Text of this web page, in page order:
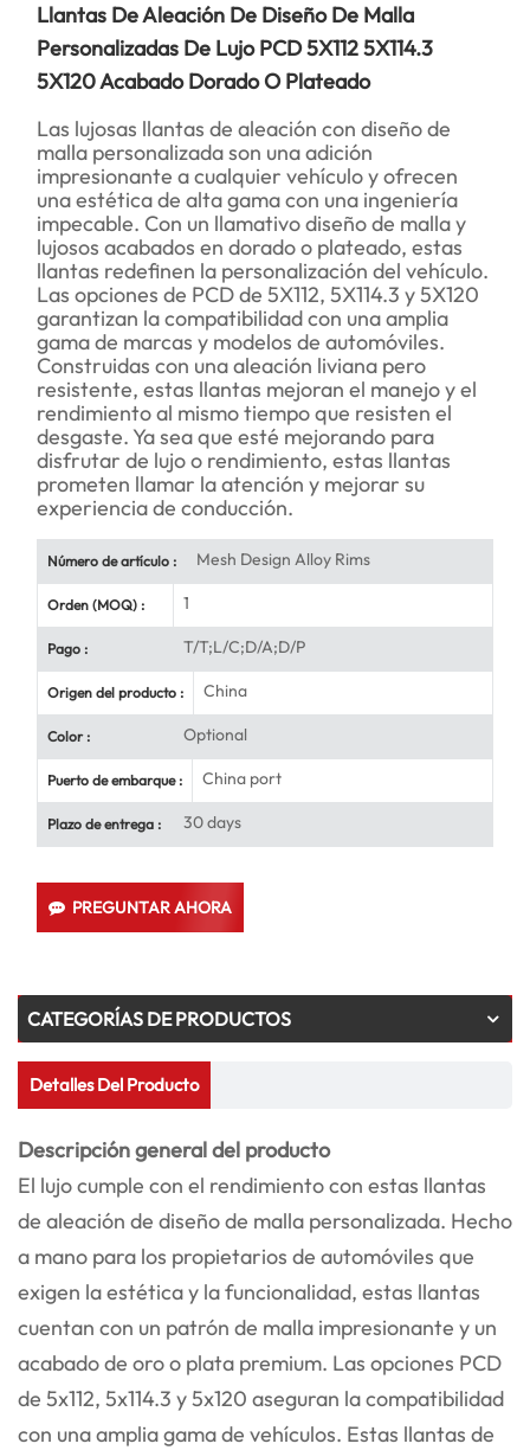
Llantas De Aleación De Diseño De Malla
Personalizadas De Lujo PCD 5X112 5X114.3
5X120 Acabado Dorado O Plateado
Las lujosas llantas de aleación con diseño de
malla personalizada son una adición
impresionante a cualquier vehículo y ofrecen
una estética de alta gama con una ingeniería
impecable. Con un llamativo diseño de malla y
lujosos acabados en dorado o plateado, estas
llantas redefinen la personalización del vehículo.
Las opciones de PCD de 5X112, 5X114.3 y 5X120
garantizan la compatibilidad con una amplia
gama de marcas y modelos de automóviles.
Construidas con una aleación liviana pero
resistente, estas llantas mejoran el manejo y el
rendimiento al mismo tiempo que resisten el
desgaste. Ya sea que esté mejorando para
disfrutar de lujo o rendimiento, estas llantas
prometen llamar la atención y mejorar su
experiencia de conducción.
Número de artículo : Mesh Design Alloy Rims
Orden (MOQ) : 1
Pago : T/T;L/C;D/A;D/P
Origen del producto : China
Color : Optional
Puerto de embarque : China port
Plazo de entrega : 30 days
PREGUNTAR AHORA
CATEGORÍAS DE PRODUCTOS
Detalles Del Producto
Descripción general del producto
El lujo cumple con el rendimiento con estas llantas
de aleación de diseño de malla personalizada. Hecho
a mano para los propietarios de automóviles que
exigen la estética y la funcionalidad, estas llantas
cuentan con un patrón de malla impresionante y un
acabado de oro o plata premium. Las opciones PCD
de 5x112, 5x114.3 y 5x120 aseguran la compatibilidad
con una amplia gama de vehículos. Estas llantas de